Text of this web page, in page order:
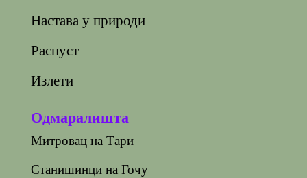
Настава у природи
Распуст
Излети
Одмаралишта
Митровац на Тари
Станишинци на Гочу